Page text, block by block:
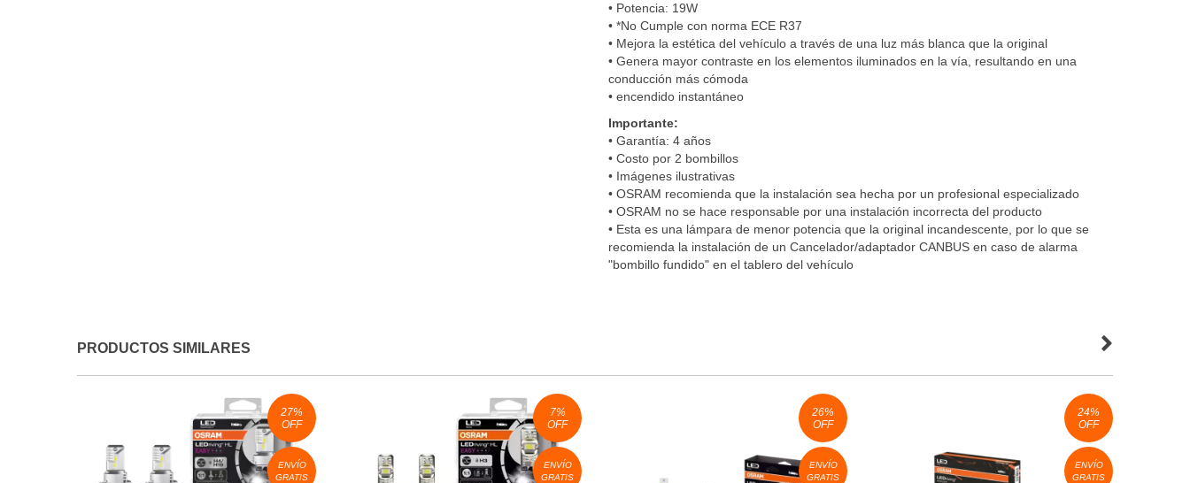
• Potencia: 19W
• *No Cumple con norma ECE R37
• Mejora la estética del vehículo a través de una luz más blanca que la original
• Genera mayor contraste en los elementos iluminados en la vía, resultando en una
conducción más cómoda
• encendido instantáneo
Importante:
• Garantía: 4 años
• Costo por 2 bombillos
• Imágenes ilustrativas
• OSRAM recomienda que la instalación sea hecha por un profesional especializado
• OSRAM no se hace responsable por una instalación incorrecta del producto
• Esta es una lámpara de menor potencia que la original incandescente, por lo que se
recomienda la instalación de un Cancelador/adaptador CANBUS en caso de alarma
"bombillo fundido" en el tablero del vehículo
PRODUCTOS SIMILARES
27%
OFF
ENVÍO
GRATIS
7%
OFF
ENVÍO
GRATIS
26%
OFF
ENVÍO
GRATIS
24%
OFF
ENVÍO
GRATIS